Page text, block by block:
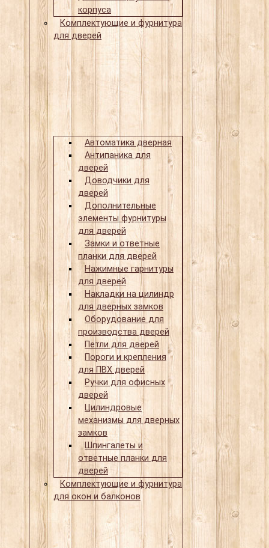
корпуса
Комплектующие и фурнитура
для дверей
Автоматика дверная
Антипаника для
дверей
Доводчики для
дверей
Дополнительные
элементы фурнитуры
для дверей
Замки и ответные
планки для дверей
Нажимные гарнитуры
для дверей
Накладки на цилиндр
для дверных замков
Оборудование для
производства дверей
Петли для дверей
Пороги и крепления
для ПВХ дверей
Ручки для офисных
дверей
Цилиндровые
механизмы для дверных
замков
Шпингалеты и
ответные планки для
дверей
Комплектующие и фурнитура
для окон и балконов